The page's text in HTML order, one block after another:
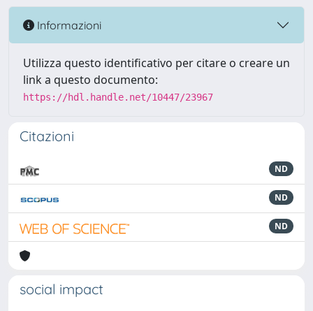
Informazioni
Utilizza questo identificativo per citare o creare un
link a questo documento:
https://hdl.handle.net/10447/23967
Citazioni
ND
ND
ND
social impact